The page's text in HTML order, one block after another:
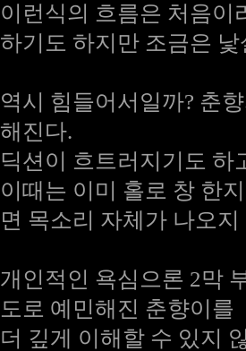
이런식의 흐름은 처음이
하기도 하지만 조금은 낯
역시 힘들어서일까? 춘
해진다.
딕션이 흐트러지기도 하
이때는 이미 홀로 창 한
면 목소리 자체가 나오
개인적인 욕심으론 2막
도로 예민해진 춘향이를
더 깊게 이해할 수 있지